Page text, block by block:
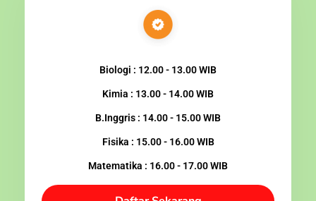
Biologi : 12.00 - 13.00 WIB
Kimia : 13.00 - 14.00 WIB
B.Inggris : 14.00 - 15.00 WIB
Fisika : 15.00 - 16.00 WIB
Matematika : 16.00 - 17.00 WIB